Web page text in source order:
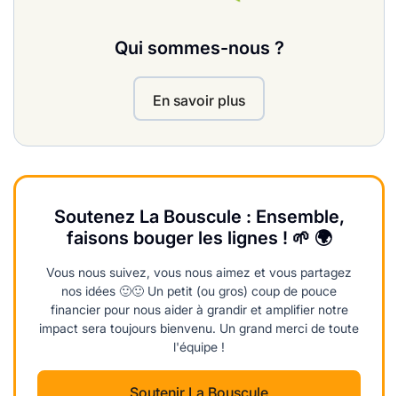
Qui sommes-nous ?
En savoir plus
Soutenez La Bouscule : Ensemble,
faisons bouger les lignes ! 🌱 🌍
Vous nous suivez, vous nous aimez et vous partagez
nos idées 🙂🙂 Un petit (ou gros) coup de pouce
financier pour nous aider à grandir et amplifier notre
impact sera toujours bienvenu. Un grand merci de toute
l'équipe !